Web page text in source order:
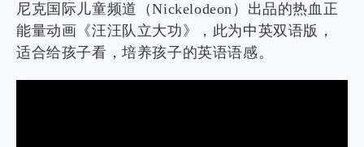
尼克国际儿童频道（Nickelodeon）出品的热血正
能量动画《汪汪队立大功》，此为中英双语版，
适合给孩子看，培养孩子的英语语感。